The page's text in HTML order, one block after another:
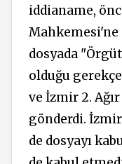
iddianame,
dosyada
olduğu
ve İzmir 2.
gönderdi. İzmir
de dosyayı